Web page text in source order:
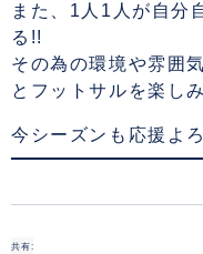
また、1人1人が自分
る!!
その為の環境や雰囲
とフットサルを楽し
今シーズンも応援よ
共有: